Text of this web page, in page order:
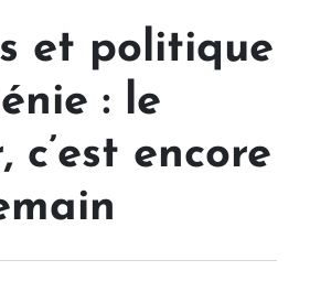
et politique
: le
c’est encore